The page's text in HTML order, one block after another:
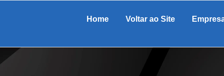
Home Voltar ao Site